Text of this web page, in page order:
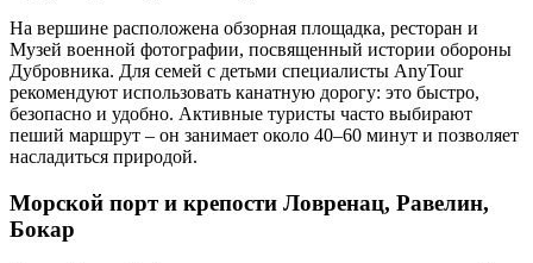
На вершине расположена обзорная площадка, ресторан и
Музей военной фотографии, посвященный истории обороны
Дубровника. Для семей с детьми специалисты AnyTour
рекомендуют использовать канатную дорогу: это быстро,
безопасно и удобно. Активные туристы часто выбирают
пеший маршрут – он занимает около 40–60 минут и позволяет
насладиться природой.
Морской порт и крепости Ловренац, Равелин,
Бокар